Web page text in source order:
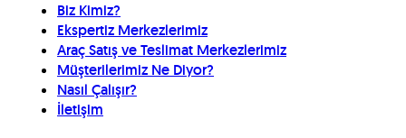
Biz Kimiz?
Ekspertiz Merkezlerimiz
Araç Satış ve Teslimat Merkezlerimiz
Müşterilerimiz Ne Diyor?
Nasıl Çalışır?
İletişim